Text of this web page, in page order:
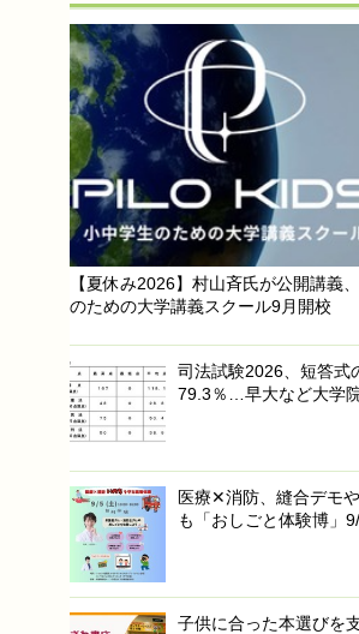
【夏休み2026】村山斉氏が公開講義
のための大学講義スクール9月開校
司法試験2026、短答式
79.3％…早大など大学
医療✕消防、縫合デモ
も「おしごと体験博」
子供に合った本選びを